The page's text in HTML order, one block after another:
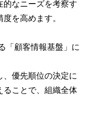
的なニーズを考察す
を高めます。
「顧客情報基盤」に
優先順位の決定に
ることで、組織全体